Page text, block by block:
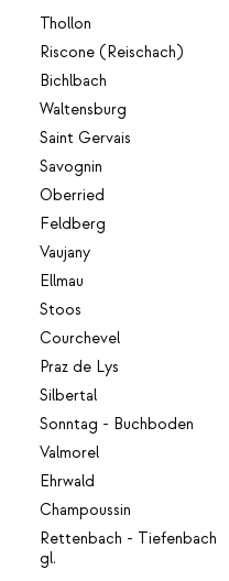
Thollon
Riscone (Reischach)
Bichlbach
Waltensburg
Saint Gervais
Savognin
Oberried
Feldberg
Vaujany
Ellmau
Stoos
Courchevel
Praz de Lys
Silbertal
Sonntag - Buchboden
Valmorel
Ehrwald
Champoussin
Rettenbach - Tiefenbach
gl.